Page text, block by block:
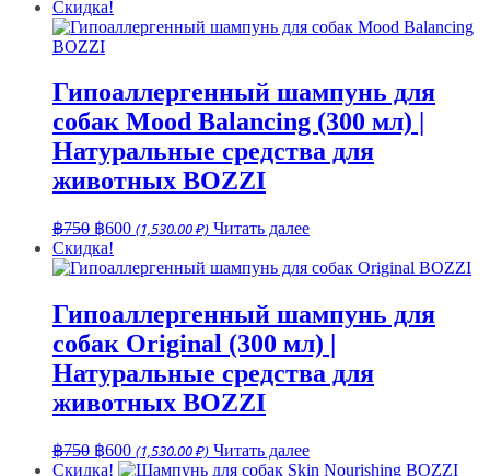
цена
составляла
฿560.
฿450.
Скидка!
Гипоаллергенный шампунь для
собак Mood Balancing (300 мл) |
Натуральные средства для
животных BOZZI
฿750 Первоначальная
цена
составляла
฿600Текущая
฿600.
(1,530.00 ₽) Читать далее
Скидка!
Гипоаллергенный шампунь для
собак Original (300 мл) |
Натуральные средства для
животных BOZZI
฿750 Первоначальная
цена
฿600Текущая
цена:
(1,530.00 ₽) Читать далее
Скидка!